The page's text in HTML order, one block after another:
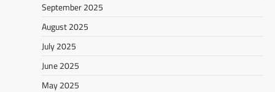
September 2025
August 2025
July 2025
June 2025
May 2025